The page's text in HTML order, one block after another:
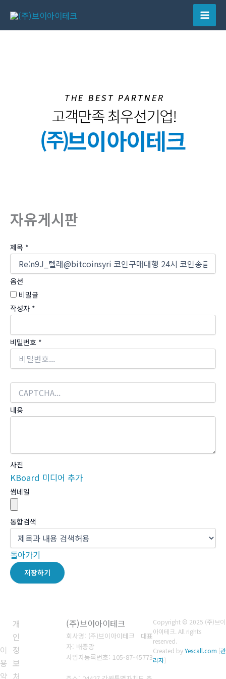
츠
Main
자유게시판
제목 *
옵션
비밀글
작성자 *
비밀번호 *
내용
사진
KBoard 미디어 추가
썸네일
통합검색
돌아가기
저장하기
이
용
약
개
인
정
보
처
(주)브이아이테크
회사명: (주)브이아이테크 대표
자: 배중광
사업자등록번호: 105-87-45773
Copyright © 2025 (주)브이
아이테크. All rights
reserved.
Created byYescall.com [관
리자]